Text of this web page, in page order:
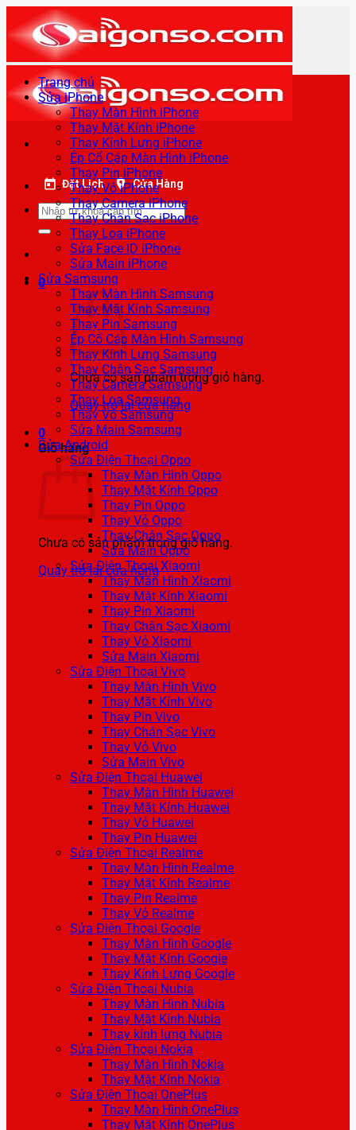
qua
nội
dung
Đặt Lịch Cửa Hàng
Tìm
kiếm:
0
Chưa có sản phẩm trong giỏ hàng.
Quay trở lại cửa hàng
0
Giỏ hàng
Chưa có sản phẩm trong giỏ hàng.
Quay trở lại cửa hàng
Trang chủ
Sửa iPhone
Thay Màn Hình iPhone
Thay Mặt Kính iPhone
Thay Kính Lưng iPhone
Ép Cổ Cáp Màn Hình iPhone
Thay Pin iPhone
Thay Vỏ iPhone
Thay Camera iPhone
Thay Chân Sạc iPhone
Thay Loa iPhone
Sửa Face ID iPhone
Sửa Main iPhone
Sửa Samsung
Thay Màn Hình Samsung
Thay Mặt Kính Samsung
Thay Pin Samsung
Ép Cổ Cáp Màn Hình Samsung
Thay Kính Lưng Samsung
Thay Chân Sạc Samsung
Thay Camera Samsung
Thay Loa Samsung
Thay Vỏ Samsung
Sửa Main Samsung
Sửa Android
Sửa Điện Thoại Oppo
Thay Màn Hình Oppo
Thay Mặt Kính Oppo
Thay Pin Oppo
Thay Vỏ Oppo
Thay Chân Sạc Oppo
Sửa Main Oppo
Sửa Điện Thoại Xiaomi
Thay Màn Hình Xiaomi
Thay Mặt Kính Xiaomi
Thay Pin Xiaomi
Thay Chân Sạc Xiaomi
Thay Vỏ Xiaomi
Sửa Main Xiaomi
Sửa Điện Thoại Vivo
Thay Màn Hình Vivo
Thay Mặt Kính Vivo
Thay Pin Vivo
Thay Chân Sạc Vivo
Thay Vỏ Vivo
Sửa Main Vivo
Sửa Điện Thoại Huawei
Thay Màn Hình Huawei
Thay Mặt Kính Huawei
Thay Vỏ Huawei
Thay Pin Huawei
Sửa Điện Thoại Realme
Thay Màn Hình Realme
Thay Mặt Kính Realme
Thay Pin Realme
Thay Vỏ Realme
Sửa Điện Thoại Google
Thay Màn Hình Google
Thay Mặt Kính Google
Thay Kính Lưng Google
Sửa Điện Thoại Nubia
Thay Màn Hình Nubia
Thay Mặt Kính Nubia
Thay kính lưng Nubia
Sửa Điện Thoại Nokia
Thay Màn Hình Nokia
Thay Mặt Kính Nokia
Sửa Điện Thoại OnePlus
Thay Màn Hình OnePlus
Thay Mặt Kính OnePlus